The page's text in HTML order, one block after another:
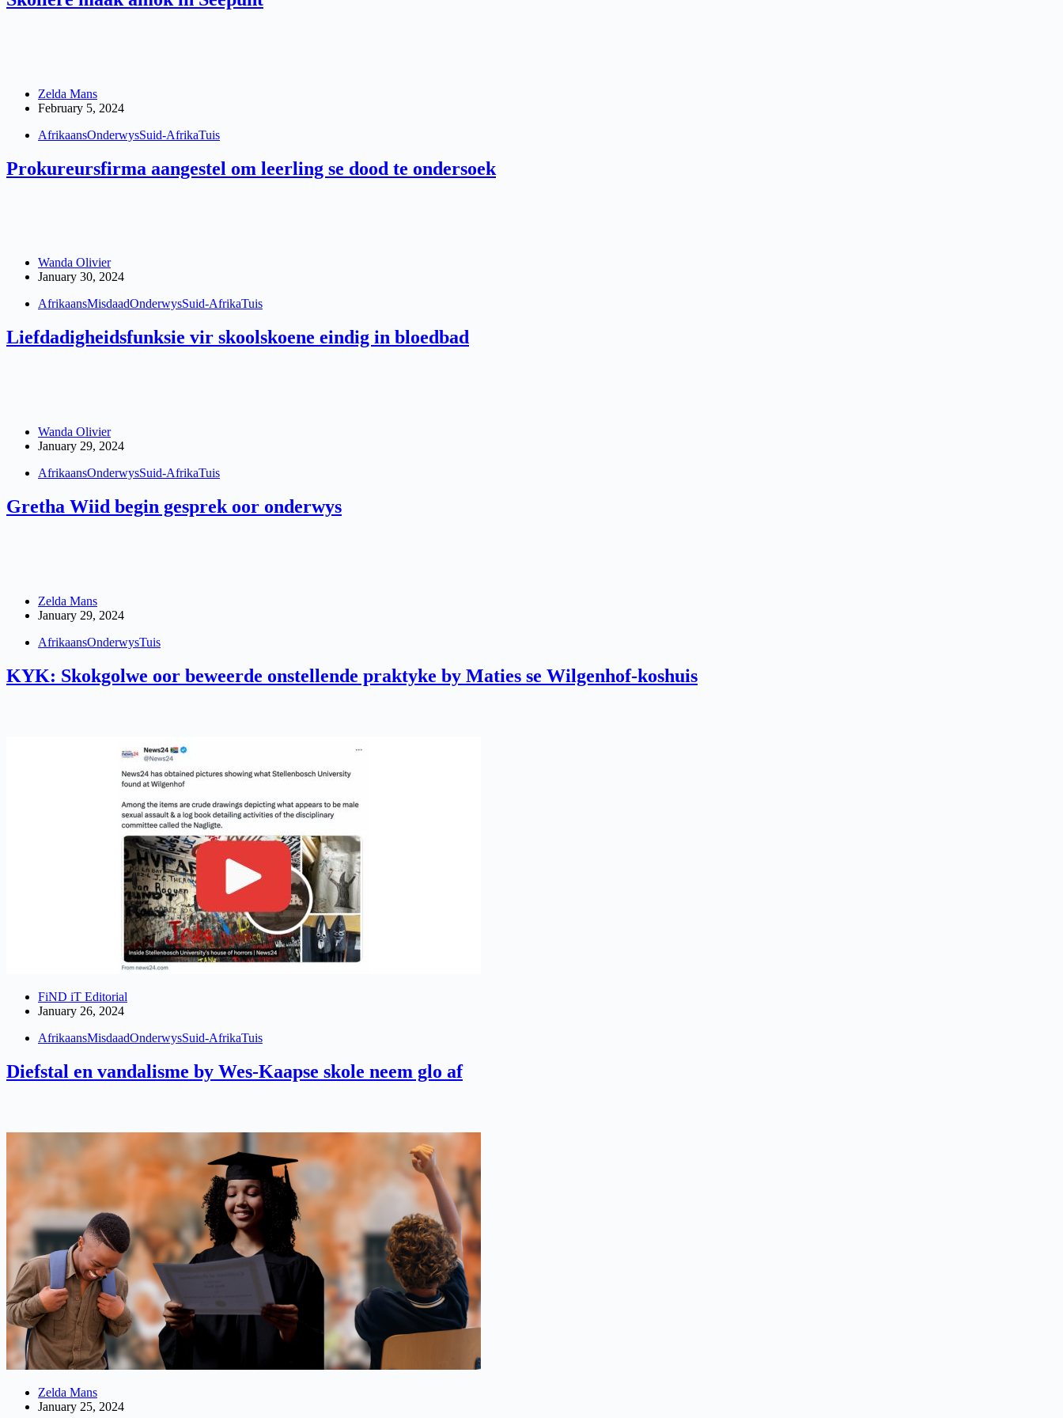
Zelda Mans
February 5, 2024
AfrikaansOnderwysSuid-AfrikaTuis
Prokureursfirma aangestel om leerling se dood te ondersoek
Wanda Olivier
January 30, 2024
AfrikaansMisdaadOnderwysSuid-AfrikaTuis
Liefdadigheidsfunksie vir skoolskoene eindig in bloedbad
Wanda Olivier
January 29, 2024
AfrikaansOnderwysSuid-AfrikaTuis
Gretha Wiid begin gesprek oor onderwys
Zelda Mans
January 29, 2024
AfrikaansOnderwysTuis
KYK: Skokgolwe oor beweerde onstellende praktyke by Maties se Wilgenhof-koshuis
FiND iT Editorial
January 26, 2024
AfrikaansMisdaadOnderwysSuid-AfrikaTuis
Diefstal en vandalisme by Wes-Kaapse skole neem glo af
Zelda Mans
January 25, 2024